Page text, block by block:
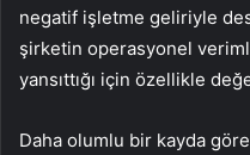
negatif işletme geliriyle
şirketin operasyonel
yansıttığı için özellikle
Daha olumlu bir kayda